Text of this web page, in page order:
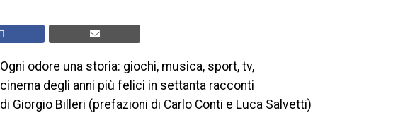
Ogni odore una storia: giochi, musica, sport, tv,
cinema degli anni più felici in settanta racconti
di Giorgio Billeri (prefazioni di Carlo Conti e Luca Salvetti)